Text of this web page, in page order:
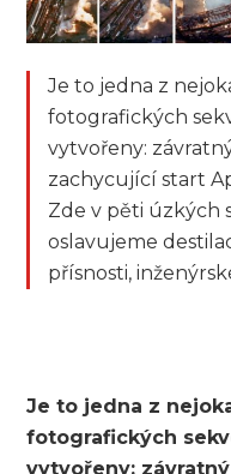
Je to jedna z
fotografických
vytvořeny:
zachycující start
Zde v pěti úzkých
oslavujeme
přísnosti,
Je to jedna z
fotografických
vytvořeny: